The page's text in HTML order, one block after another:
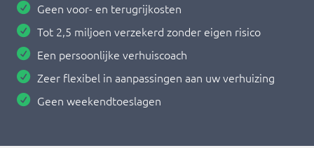
Geen voor- en terugrijkosten
Tot 2,5 miljoen verzekerd zonder eigen risico
Een persoonlijke verhuiscoach
Zeer flexibel in aanpassingen aan uw verhuizing
Geen weekendtoeslagen